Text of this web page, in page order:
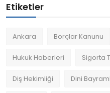
Etiketler
Ankara Borçlar Kanunu
Hukuk Haberleri Sigorta
Diş Hekimliği Dini